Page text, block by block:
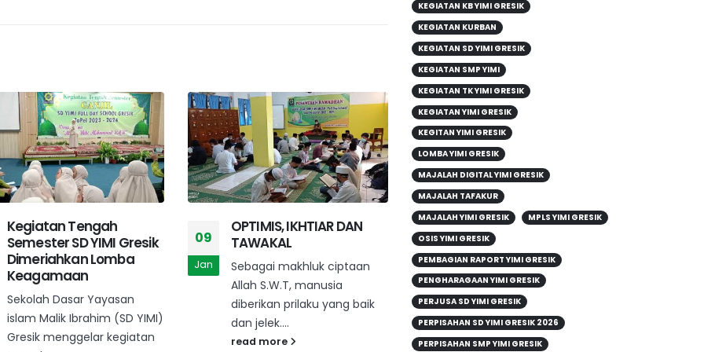
OPTIMIS, IKHTIAR DAN
TAWAKAL
Sebagai makhluk ciptaan
Allah S.W.T, manusia
diberikan prilaku yang baik
dan jelek....
read more
03
Mar
Keunikan Cara Siswa TK
YIMI Gresik Peringati Hari
Kereta Api Nasional
Peringatan Hari Kereta
Api Nasional dirayakan
dengan sangat
istimewa di...
06
Mar
SD YIMI Full Day School
Gresik Gelar Wisuda
Tahfidz Al Quran
SD YIMI Full Day School
Gresik Menggelar Wisuda
Tahfidz Al Quran Juz...
read more
KEGIATAN KB YIMI GRESIK
KEGIATAN KURBAN
KEGIATAN SD YIMI GRESIK
KEGIATAN SMP YIMI
KEGIATAN TK YIMI GRESIK
KEGIATAN YIMI GRESIK
KEGITAN YIMI GRESIK
LOMBA YIMI GRESIK
MAJALAH DIGITAL YIMI GRESIK
MAJALAH TAFAKUR
MAJALAH YIMI GRESIK
MPLS YIMI GRESIK
OSIS YIMI GRESIK
PEMBAGIAN RAPORT YIMI GRESIK
PENGHARAGAAN YIMI GRESIK
PERJUSA SD YIMI GRESIK
PERPISAHAN SD YIMI GRESIK 2026
PERPISAHAN SMP YIMI GRESIK